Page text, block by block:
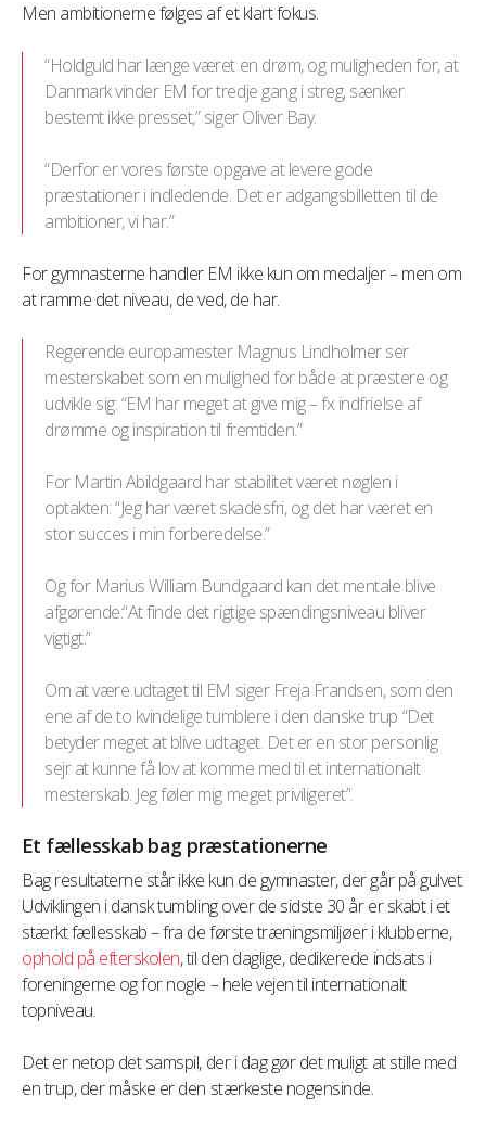
Men ambitionerne følges af et klart fokus.
“Holdguld har længe været en drøm, og muligheden for, at
Danmark vinder EM for tredje gang i streg, sænker
bestemt ikke presset,” siger Oliver Bay.
“Derfor er vores første opgave at levere gode
præstationer i indledende. Det er adgangsbilletten til de
ambitioner, vi har.”
For gymnasterne handler EM ikke kun om medaljer – men om
at ramme det niveau, de ved, de har.
Regerende europamester Magnus Lindholmer ser
mesterskabet som en mulighed for både at præstere og
udvikle sig: “EM har meget at give mig – fx indfrielse af
drømme og inspiration til fremtiden.”
For Martin Abildgaard har stabilitet været nøglen i
optakten: “Jeg har været skadesfri, og det har været en
stor succes i min forberedelse.”
Og for Marius William Bundgaard kan det mentale blive
afgørende:“At finde det rigtige spændingsniveau bliver
vigtigt.”
Om at være udtaget til EM siger Freja Frandsen, som den
ene af de to kvindelige tumblere i den danske trup “Det
betyder meget at blive udtaget. Det er en stor personlig
sejr at kunne få lov at komme med til et internationalt
mesterskab. Jeg føler mig meget priviligeret”.
Et fællesskab bag præstationerne
Bag resultaterne står ikke kun de gymnaster, der går på gulvet.
Udviklingen i dansk tumbling over de sidste 30 år er skabt i et
stærkt fællesskab – fra de første træningsmiljøer i klubberne,
ophold på efterskolen, til den daglige, dedikerede indsats i
foreningerne og for nogle – hele vejen til internationalt
topniveau.
Det er netop det samspil, der i dag gør det muligt at stille med
en trup, der måske er den stærkeste nogensinde.